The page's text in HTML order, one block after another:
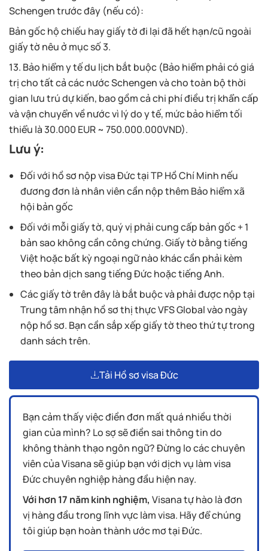
Schengen trước đây (nếu có):
Bản gốc hộ chiếu hay giấy tờ đi lại đã hết hạn/cũ ngoài
giấy tờ nêu ở mục số 3.
13. Bảo hiểm y tế du lịch bắt buộc (Bảo hiểm phải có giá
trị cho tất cả các nước Schengen và cho toàn bộ thời
gian lưu trú dự kiến, bao gồm cả chi phí điều trị khẩn cấp
và vận chuyển về nước vì lý do y tế, mức bảo hiểm tối
thiểu là 30.000 EUR ~ 750.000.000VND).
Lưu ý:
Đối với hồ sơ nộp visa Đức tại TP Hồ Chí Minh nếu
đương đơn là nhân viên cần nộp thêm Bảo hiểm xã
hội bản gốc
Đối với mỗi giấy tờ, quý vị phải cung cấp bản gốc + 1
bản sao không cần công chứng. Giấy tờ bằng tiếng
Việt hoặc bất kỳ ngoại ngữ nào khác cần phải kèm
theo bản dịch sang tiếng Đức hoặc tiếng Anh.
Các giấy tờ trên đây là bắt buộc và phải được nộp tại
Trung tâm nhận hồ sơ thị thực VFS Global vào ngày
nộp hồ sơ. Bạn cần sắp xếp giấy tờ theo thứ tự trong
danh sách trên.
Tải Hồ sơ visa Đức
Bạn cảm thấy việc điền đơn mất quá nhiều thời
gian của mình? Lo sợ sẽ điền sai thông tin do
không thành thạo ngôn ngữ? Đừng lo các chuyên
viên của Visana sẽ giúp bạn với dịch vụ làm visa
Đức chuyên nghiệp hàng đầu hiện nay.
Với hơn 17 năm kinh nghiệm, Visana tự hào là đơn
vị hàng đầu trong lĩnh vực làm visa. Hãy để chúng
tôi giúp bạn hoàn thành ước mơ tại Đức.